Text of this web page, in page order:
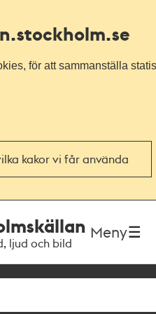
.stockholm.se
för att sammanställa
kakor vi får använda
ljud och bild
Meny